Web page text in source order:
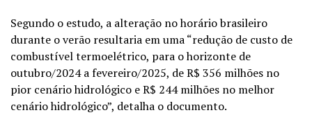
Segundo o estudo, a alteração no horário brasileiro
durante o verão resultaria em uma “redução de custo de
combustível termoelétrico, para o horizonte de
outubro/2024 a fevereiro/2025, de R$ 356 milhões no
pior cenário hidrológico e R$ 244 milhões no melhor
cenário hidrológico”, detalha o documento.